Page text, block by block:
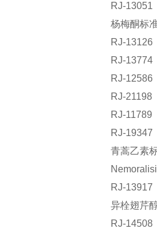
RJ-
杨梅酮标
RJ-
RJ-
RJ-
RJ-
RJ-
RJ-
青蒿乙素
RJ-
异栓翅芹
RJ-